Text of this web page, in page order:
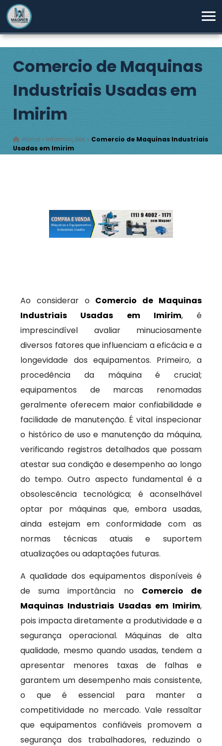
Comercio de Maquinas
Industriais Usadas em
Imirim
Home » Informações » Comercio de Maquinas Industriais
Usadas em Imirim
Ao considerar o Comercio de Maquinas
Industriais Usadas em Imirim, é
imprescindível avaliar minuciosamente
diversos fatores que influenciam a eficácia e a
longevidade dos equipamentos. Primeiro, a
procedência da máquina é crucial;
equipamentos de marcas renomadas
geralmente oferecem maior confiabilidade e
facilidade de manutenção. É vital inspecionar
o histórico de uso e manutenção da máquina,
verificando registros detalhados que possam
atestar sua condição e desempenho ao longo
do tempo. Outro aspecto fundamental é a
obsolescência tecnológica; é aconselhável
optar por máquinas que, embora usadas,
ainda estejam em conformidade com as
normas técnicas atuais e suportem
atualizações ou adaptações futuras.
A qualidade dos equipamentos disponíveis é
de suma importância no Comercio de
Maquinas Industriais Usadas em Imirim,
pois impacta diretamente a produtividade e a
segurança operacional. Máquinas de alta
qualidade, mesmo quando usadas, tendem a
apresentar menores taxas de falhas e
garantem um desempenho mais consistente,
o que é essencial para manter a
competitividade no mercado. Vale ressaltar
que equipamentos confiáveis promovem a
segurança dos trabalhadores, reduzindo o